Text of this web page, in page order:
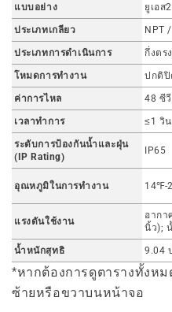
แบบอย่าง ยูเอส
ประเภทเกลียว NPT
ประเภทการดำเนินการ กึ่งตรง
โหมดการทำงาน ปกติปิ
ค่าการไหล 48 ซีวี
เวลาทำการ ≤1 วิ
ระดับการป้องกันน้ำและฝุ่น
(IP Rating)
IP65
อุณหภูมิในการทำงาน 14℉-
แรงดันใช้งาน
อากา
นิ้ว);
น้ำหนักสุทธิ 9.04
*หากต้องการดูตารางทั้งห
ซ้ายหรือขวาบนหน้าจอ